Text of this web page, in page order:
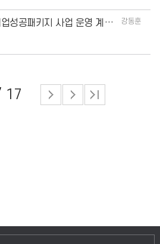
2022년도 KNUW 진로취업성공패키지 사업 운영 계획 알림 공문
강동훈
17